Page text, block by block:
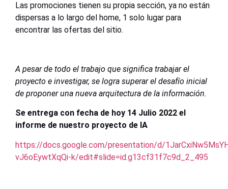
Las promociones tienen su propia sección, ya no están
dispersas a lo largo del home, 1 solo lugar para
encontrar las ofertas del sitio.
A pesar de todo el trabajo que significa trabajar el
proyecto e investigar, se logra superar el desafío inicial
de proponer una nueva arquitectura de la información.
Se entrega con fecha de hoy 14 Julio 2022 el
informe de nuestro proyecto de IA
https://docs.google.com/presentation/d/
vJ6oEywtXqQi-k/edit#slide=id.g13cf31f7c9d_2_495